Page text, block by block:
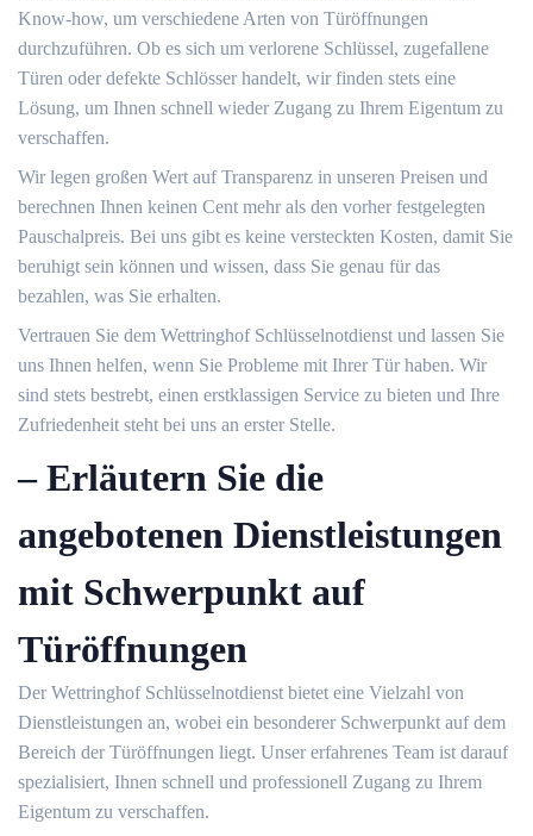
Know-how, um verschiedene Arten von Türöffnungen
durchzuführen.​ Ob es sich um verlorene Schlüssel, zugefallene
Türen oder defekte Schlösser handelt, wir finden stets eine
Lösung, um Ihnen schnell wieder Zugang zu Ihrem Eigentum zu
verschaffen.​
Wir legen großen Wert auf Transparenz in unseren Preisen und
berechnen Ihnen keinen Cent mehr als den vorher festgelegten
Pauschalpreis. Bei uns gibt es keine versteckten Kosten, damit Sie
beruhigt sein können und wissen, dass Sie genau für das
bezahlen, was Sie erhalten.​
Vertrauen Sie dem Wettringhof Schlüsselnotdienst und lassen Sie
uns Ihnen helfen, wenn Sie Probleme mit Ihrer Tür haben. Wir
sind stets bestrebt, einen erstklassigen Service zu bieten und Ihre
Zufriedenheit steht bei uns an erster Stelle.​
– Erläutern Sie die
angebotenen Dienstleistungen
mit Schwerpunkt auf
Türöffnungen
Der Wettringhof Schlüsselnotdienst bietet eine Vielzahl von
Dienstleistungen an, wobei ein besonderer Schwerpunkt auf dem
Bereich der Türöffnungen liegt.​ Unser erfahrenes Team ist darauf
spezialisiert, Ihnen schnell und professionell Zugang zu Ihrem
Eigentum zu verschaffen.​